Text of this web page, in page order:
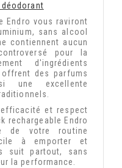
déodorant
Endro vous raviront
sans alcool
contiennent aucun
pour la
d'ingrédients
des parfums
une excellente
et respect
rechargeable Endro
de votre routine
à emporter et
suit partout, sans
la performance.